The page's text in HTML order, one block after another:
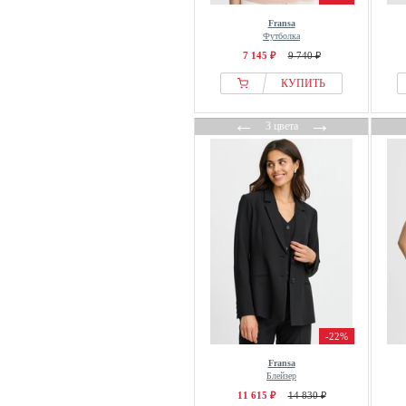
Fransa
Футболка
7 145 ₽ 9 740 ₽
КУПИТЬ
←3 цвета→
-22%
Fransa
Блейзер
11 615 ₽ 14 830 ₽